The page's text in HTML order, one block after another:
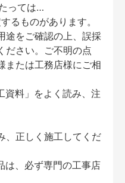
っては…
るものがあります。
途をご確認の上、誤採
ださい。ご不明の点
または工務店様にご相
料」をよく読み、注
、正しく施工してくだ
、必ず専門の工事店